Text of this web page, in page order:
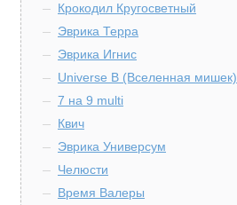
Крокодил Кругосветный
Эврика Терра
Эврика Игнис
Universe B (Вселенная мишек)
7 на 9 multi
Квич
Эврика Универсум
Челюсти
Время Валеры